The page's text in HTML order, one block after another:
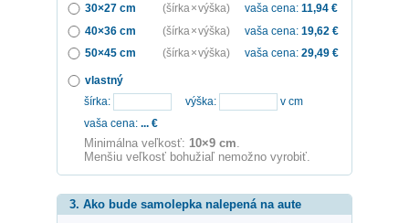
30×27 cm
(šírka × výška) vaša cena: 11,94 €
40×36 cm
(šírka × výška) vaša cena: 19,62 €
50×45 cm
(šírka × výška) vaša cena: 29,49 €
vlastný
šírka:
výška:
v cm
vaša cena: ... €
Minimálna veľkosť: 10×9 cm
Menšiu veľkosť bohužiaľ nemožno vyrobiť.
3. Ako bude samolepka nalepená na aute